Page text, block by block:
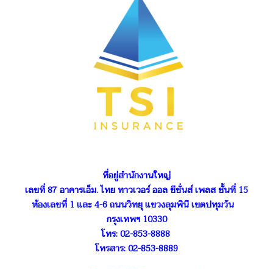
ที่อยู่สำนักงานใหญ่
เลขที่ 87 อาคารเอ็ม. ไทย ทาวเวอร์ ออล ซีซั่นส์ เพลส ชั้นที่ 15
ห้องเลขที่ 1 และ 4-6 ถนนวิทยุ แขวงลุมพินี เขตปทุมวัน
กรุงเทพฯ 10330
โทร: 02-853-8888
โทรสาร: 02-853-8889